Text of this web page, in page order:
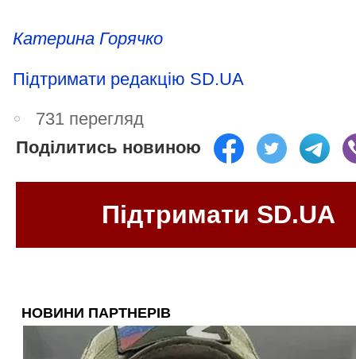
Катерина Горячко
Підтримати редакцію SD.UA
731 перегляд
Поділитись новиною
Підтримати SD.UA